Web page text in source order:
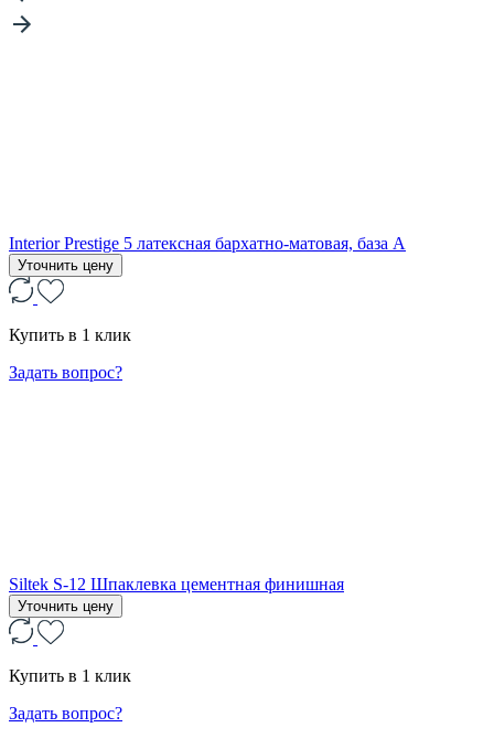
Interior Prestige 5 латексная бархатно-матовая, база А
Уточнить цену
Купить в 1 клик
Задать вопрос?
Siltek S-12 Шпаклевка цементная финишная
Уточнить цену
Купить в 1 клик
Задать вопрос?